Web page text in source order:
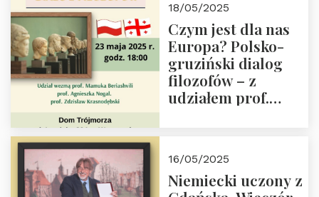
społeczny, członek
Kapituły Nagrody
im. Prezydenta
Lecha
Kaczyńskiego.
Wielki autorytet.
18/05/2025
Czym jest dla nas
Europa? Polsko-
gruziński dialog
filozofów – z
udziałem prof.
Dom Trójmorza 23
maja 2025 r. godz.
16/05/2025
Niemiecki uczony z